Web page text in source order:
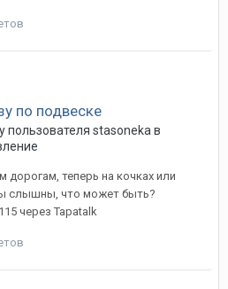
по подвеске
пользователя stasoneka в
теперь на кочках или
слышны, что может быть?
через Tapatalk